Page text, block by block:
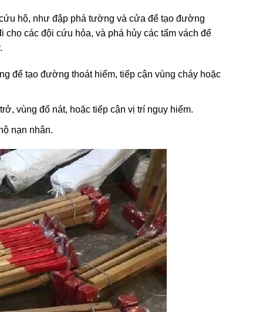
hộ, như đập phá tường và cửa để tạo đường
các đội cứu hỏa, và phá hủy các tấm vách để
để tạo đường thoát hiểm, tiếp cận vùng cháy hoặc
vùng đổ nát, hoặc tiếp cận vị trí nguy hiểm.
nạn nhân.